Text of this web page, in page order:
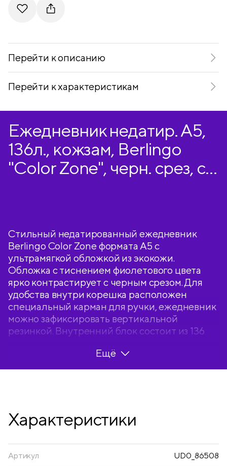
Перейти к описанию
Перейти к характеристикам
Ежедневник недатир. А5,
136л., кожзам, Berlingo
"Color Zone", черн. срез, с
Стильный недатированный ежедневник
Berlingo Color Zone формата А5 с
ультрамягкой обложкой из экокожи.
Обложка с тиснением фиолетового цвета
ярко контрастирует с черным срезом. Для
удобства внутри корешка расположен
специальный карман для ручки, ежедневник
можно зафиксировать вертикальной
резинкой. Внутренний блок состоит из 136
бумаги повышенной плотности 80 г/м² с
пантонной печатью в 2
Перфорированные уголки и 2 закладки-
ляссе сделают использование ежедневника
располагаются отрывные заметки, бланки
извещения о ДТП и справочные материалы.
Ещё
Характеристики
Артикул UD0_86508